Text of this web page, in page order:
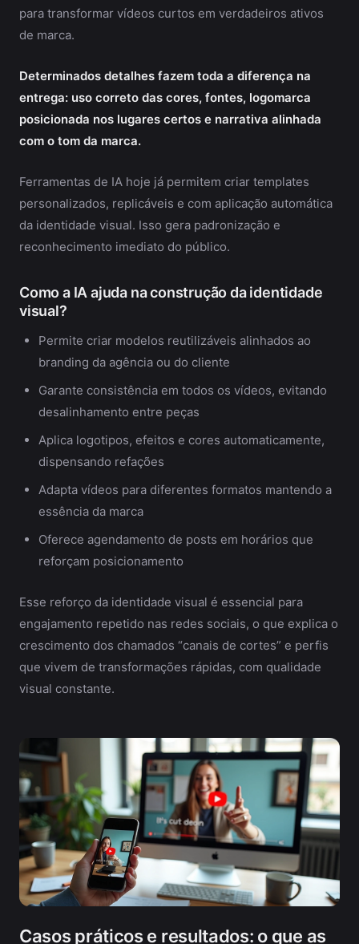
para transformar vídeos curtos em verdadeiros ativos
de marca.
Determinados detalhes fazem toda a diferença na
entrega: uso correto das cores, fontes, logomarca
posicionada nos lugares certos e narrativa alinhada
com o tom da marca.
Ferramentas de IA hoje já permitem criar templates
personalizados, replicáveis e com aplicação automática
da identidade visual. Isso gera padronização e
reconhecimento imediato do público.
Como a IA ajuda na construção da identidade
visual?
Permite criar modelos reutilizáveis alinhados ao
branding da agência ou do cliente
Garante consistência em todos os vídeos, evitando
desalinhamento entre peças
Aplica logotipos, efeitos e cores automaticamente,
dispensando refações
Adapta vídeos para diferentes formatos mantendo a
essência da marca
Oferece agendamento de posts em horários que
reforçam posicionamento
Esse reforço da identidade visual é essencial para
engajamento repetido nas redes sociais, o que explica o
crescimento dos chamados “canais de cortes” e perfis
que vivem de transformações rápidas, com qualidade
visual constante.
Casos práticos e resultados: o que as